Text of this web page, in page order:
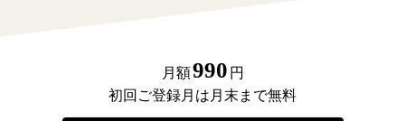
月額990 円
初回ご登録月は月末まで無料